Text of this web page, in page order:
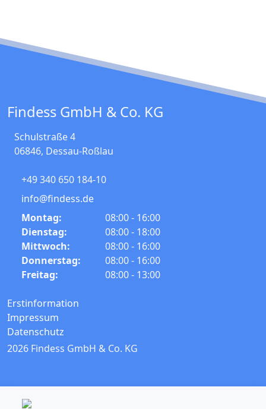
Findess GmbH & Co. KG
Schulstraße 4
06846, Dessau-Roßlau
+49 340 650 184-10
info@findess.de
Montag:
08:00 - 16:00
Dienstag:
08:00 - 18:00
Mittwoch:
08:00 - 16:00
Donnerstag:
08:00 - 16:00
Freitag:
08:00 - 13:00
Erstinformation
Impressum
Datenschutz
2026 Findess GmbH & Co. KG